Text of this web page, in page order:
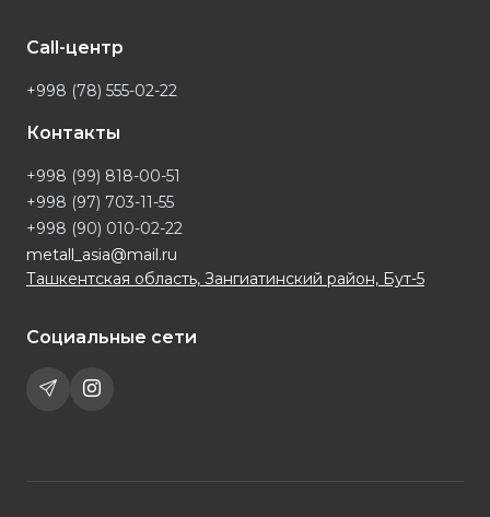
Call-центр
+998 (78) 555-02-22
Контакты
+998 (99) 818-00-51
+998 (97) 703-11-55
+998 (90) 010-02-22
metall_asia@mail.ru
Ташкентская область, Зангиатинский район, Бут-5
Социальные сети